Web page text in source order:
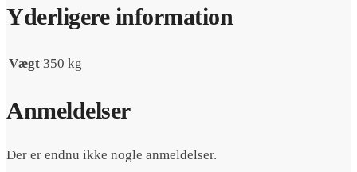
Yderligere information
Vægt 350 kg
Anmeldelser
Der er endnu ikke nogle anmeldelser.